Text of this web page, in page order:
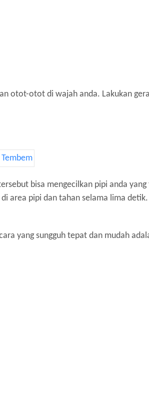
otot-otot di wajah anda. Lakukan
bisa mengecilkan pipi anda
area pipi dan tahan selama lima
yang sungguh tepat dan mudah